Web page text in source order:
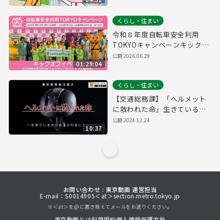
01:29:04
くらし・住まい
令和８年度自転車安全利用
TOKYOキャンペーンキックオ
フイベント
公開2026.06.29
10:37
くらし・住まい
【交通総務課】「ヘルメット
に救われた命」生きているか
ら伝えられるメッセージ
公開2024.12.24
お問い合わせ : 東京動画 運営担当
E-mail：S0014905＜at＞section.metro.tokyo.jp
※＜at＞を@に置き換えてメールをお送りください。